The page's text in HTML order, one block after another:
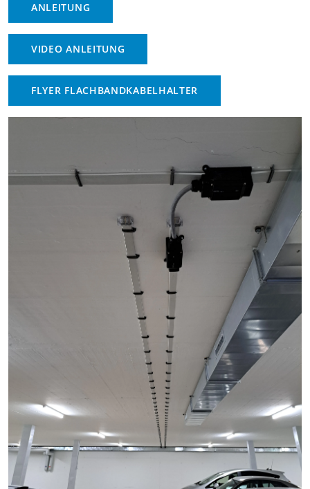
ANLEITUNG
VIDEO ANLEITUNG
FLYER FLACHBANDKABELHALTER